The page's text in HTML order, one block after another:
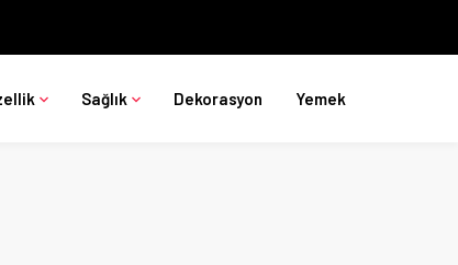
Sağlık Dekorasyon Yemek